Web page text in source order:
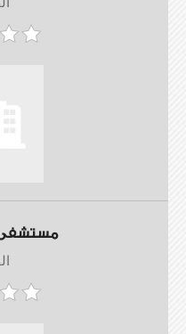
مستشفى